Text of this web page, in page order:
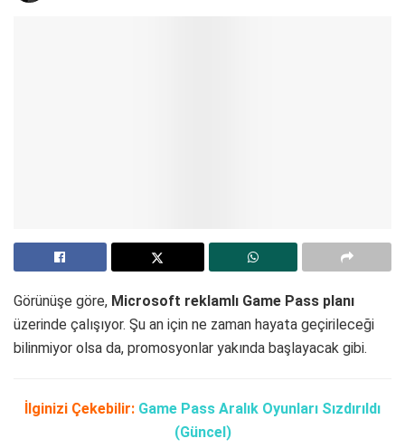
Görünüşe göre, Microsoft reklamlı Game Pass planı
üzerinde çalışıyor. Şu an için ne zaman hayata geçirileceği
bilinmiyor olsa da, promosyonlar yakında başlayacak gibi.
İlginizi Çekebilir: Game Pass Aralık Oyunları Sızdırıldı
(Güncel)